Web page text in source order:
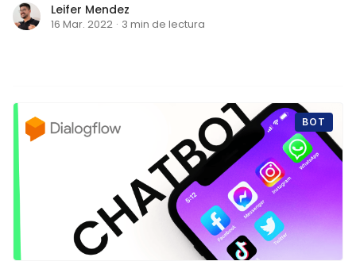
Leifer Mendez
16 Mar. 2022 · 3 min de lectura
BOT